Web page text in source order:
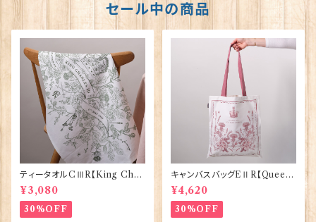
セール中の商品
ティータオルCⅢR【King Char
lesⅢ Coronation】Victoria
Eggs 50129
¥3,080
30%OFF
キャンバスバッグEⅡR【Queen
ElizabethⅡ Commemorativ
e】Victoria Eggs 90332
¥4,620
30%OFF